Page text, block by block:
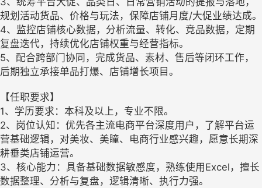
规划活动货品、价格与玩法，保障店铺月度/大促业绩达成。
4、监控店铺核心数据，分析流量、转化、竞品数据，定期
复盘迭代，持续优化店铺权重与经营指标。
5、配合跨部门协同，完成货品、素材、售后等闭环工作，
后期独立承接单品打爆、店铺增长项目。
【任职要求】
1、学历要求：本科及以上，专业不限。
2、岗位认知：优先各主流电商平台深度用户，了解平台运
营基础逻辑，对美妆、美瞳、电商行业感兴趣，愿意长期深
耕垂类店铺运营。
3、核心能力：具备基础数据敏感度，熟练使用Excel，擅长
数据整理、分析与复盘，逻辑清晰、执行力强。